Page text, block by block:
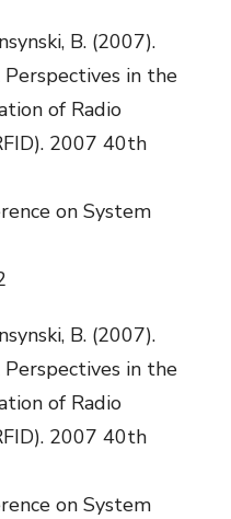
B. (2007).
in the
of Radio
2007 40th
on System
B. (2007).
in the
of Radio
2007 40th
on System